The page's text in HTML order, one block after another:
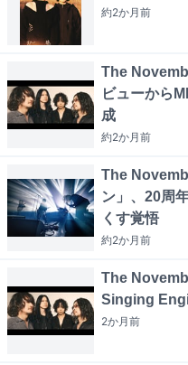
約2か月前
The
ビューから
成
約2か月前
The
ン」、20周
くす覚悟
約2か月前
The
Singing
2か月前